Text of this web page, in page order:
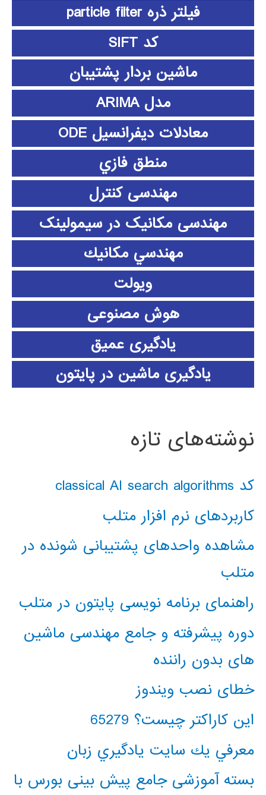
فیلتر ذره particle filter
کد SIFT
ماشین بردار پشتیبان
مدل ARIMA
معادلات دیفرانسیل ODE
منطق فازي
مهندسی کنترل
مهندسی مکانیک در سیمولینک
مهندسي مكانيك
ویولت
هوش مصنوعی
یادگیری عمیق
یادگیری ماشین در پایتون
نوشته‌های تازه
کد classical AI search algorithms
کاربردهای نرم افزار متلب
مشاهده واحدهای پشتیبانی شونده در
متلب
راهنمای برنامه نویسی پایتون در متلب
دوره پیشرفته و جامع مهندسی ماشین
های بدون راننده
خطای نصب ویندوز
این کاراکتر چیست؟ 65279
معرفي يك سايت يادگيري زبان
بسته آموزشی جامع پیش بینی بورس با